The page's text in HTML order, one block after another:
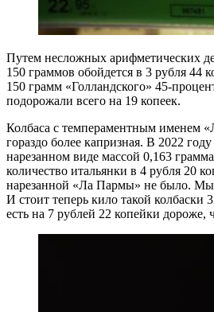
Путем несложных арифметических
150 граммов обойдется в 3 рубля 44
150 грамм «Голландского» 45-
подорожали всего на 19 копеек.
Колбаса с темпераментным именем
гораздо более капризная. В 2022
нарезанном виде массой 0,163
количество итальянки в 4 рубля 20
нарезанной «Ла Пармы» не было.
И стоит теперь кило такой колбаски
есть на 7 рублей 22 копейки дороже,